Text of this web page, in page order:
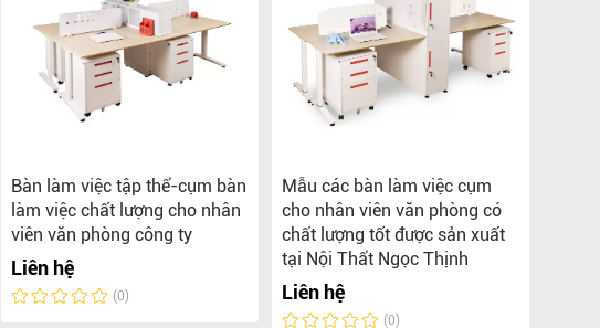
Bàn làm việc tập thể-cụm bàn
làm việc chất lượng cho nhân
viên văn phòng công ty
Liên hệ
(0)
Mẫu các bàn làm việc cụm
cho nhân viên văn phòng có
chất lượng tốt được sản xuất
tại Nội Thất Ngọc Thịnh
Liên hệ
(0)